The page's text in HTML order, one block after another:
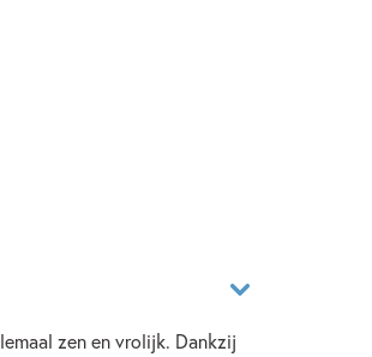
zen en vrolijk. Dankzij